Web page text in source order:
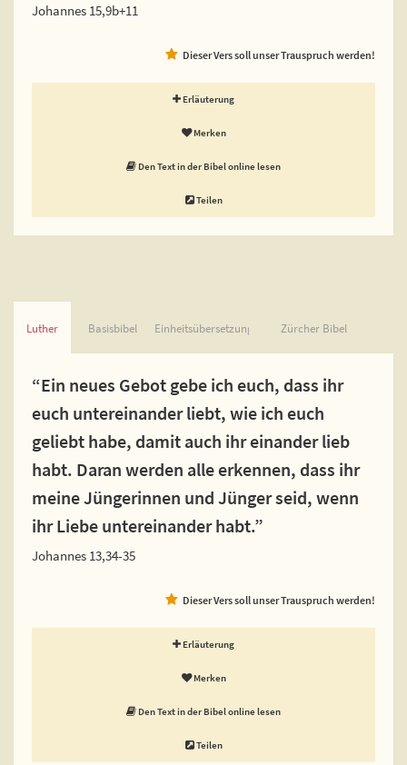
Johannes 15,9b+11
Dieser Vers soll unser Trauspruch werden!
Erläuterung
Merken
Den Text in der Bibel online lesen
Teilen
Luther Basisbibel Einheitsübersetzung Zürcher Bibel
“Ein neues Gebot gebe ich euch, dass ihr
euch untereinander liebt, wie ich euch
geliebt habe, damit auch ihr einander lieb
habt. Daran werden alle erkennen, dass ihr
meine Jüngerinnen und Jünger seid, wenn
ihr Liebe untereinander habt.”
Johannes 13,34-35
Dieser Vers soll unser Trauspruch werden!
Erläuterung
Merken
Den Text in der Bibel online lesen
Teilen